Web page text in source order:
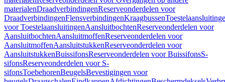
materialenDraadverbindingenReserveonderdelen voor
DraadverbindingenFlensverbindingenKraagbussen
voor ToestelaansluitingenAansluitbochtenReserveonderdelen voor
AansluitbochtenAansluitmoffenReserveonderdelen voor
AansluitmoffenAansluitstukkenReserveonderdelen voor
AansluitstukkenBuissifonsReserveonderdelen voor BuissifonsS-
sifonsReserveonderdelen voor S-
sifonsToebehorenBeugelsBevestigingen voor